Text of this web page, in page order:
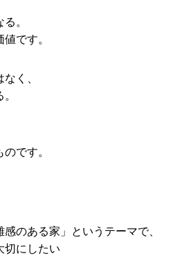
。
です。
く、
です。
のある家」というテーマで、
切にしたい